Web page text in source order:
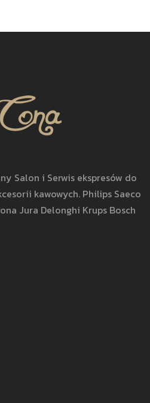
Salon i Serwis ekspresów do
kawowych. Philips Saeco
Jura Delonghi Krups Bosch